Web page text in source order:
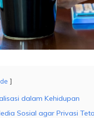
dalam Kehidupan
Sosial agar Privasi